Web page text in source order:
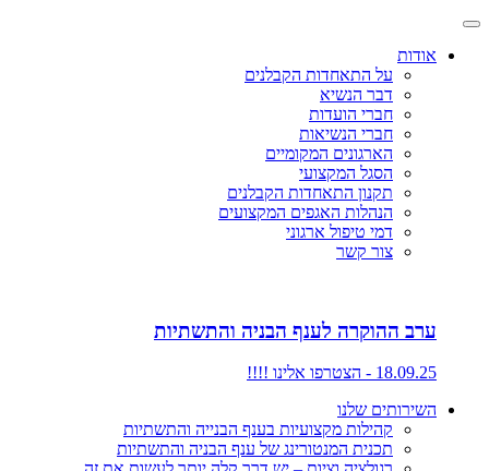
אודות
על התאחדות הקבלנים
דבר הנשיא
חברי הועדות
חברי הנשיאות
הארגונים המקומיים
הסגל המקצועי
תקנון התאחדות הקבלנים
הנהלות האגפים המקצועים
דמי טיפול ארגוני
צור קשר
ערב ההוקרה לענף הבניה והתשתיות
18.09.25 - הצטרפו אלינו !!!!
השירותים שלנו
קהילות מקצועיות בענף הבנייה והתשתיות
תכנית המנטורינג של ענף הבניה והתשתיות